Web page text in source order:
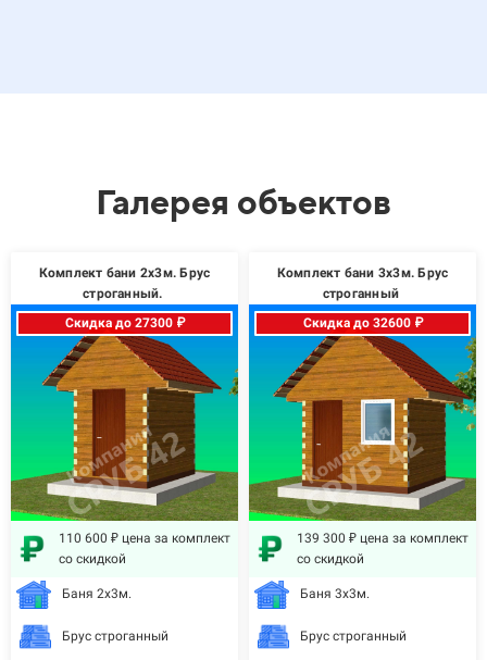
Галерея объектов
Комплект бани 2х3м. Брус
строганный.
Скидка до 27300 ₽
110 600 ₽ цена за комплект
со скидкой
Баня 2х3м.
Брус строганный
Комплект бани 3х3м. Брус
строганный
Скидка до 32600 ₽
139 300 ₽ цена за комплект
со скидкой
Баня 3х3м.
Брус строганный